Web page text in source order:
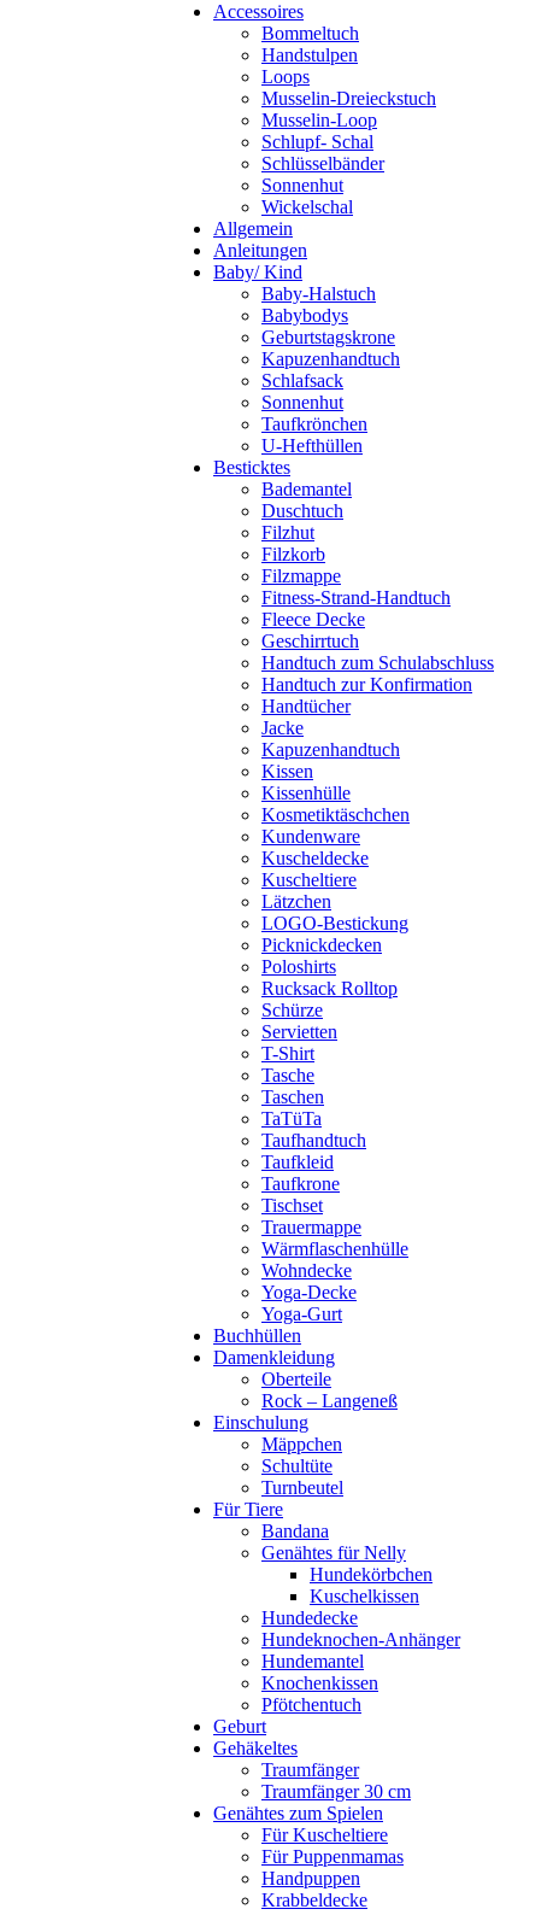
Accessoires
Bommeltuch
Handstulpen
Loops
Musselin-Dreieckstuch
Musselin-Loop
Schlupf- Schal
Schlüsselbänder
Sonnenhut
Wickelschal
Allgemein
Anleitungen
Baby/ Kind
Baby-Halstuch
Babybodys
Geburtstagskrone
Kapuzenhandtuch
Schlafsack
Sonnenhut
Taufkrönchen
U-Hefthüllen
Besticktes
Bademantel
Duschtuch
Filzhut
Filzkorb
Filzmappe
Fitness-Strand-Handtuch
Fleece Decke
Geschirrtuch
Handtuch zum Schulabschluss
Handtuch zur Konfirmation
Handtücher
Jacke
Kapuzenhandtuch
Kissen
Kissenhülle
Kosmetiktäschchen
Kundenware
Kuscheldecke
Kuscheltiere
Lätzchen
LOGO-Bestickung
Picknickdecken
Poloshirts
Rucksack Rolltop
Schürze
Servietten
T-Shirt
Tasche
Taschen
TaTüTa
Taufhandtuch
Taufkleid
Taufkrone
Tischset
Trauermappe
Wärmflaschenhülle
Wohndecke
Yoga-Decke
Yoga-Gurt
Buchhüllen
Damenkleidung
Oberteile
Rock – Langeneß
Einschulung
Mäppchen
Schultüte
Turnbeutel
Für Tiere
Bandana
Genähtes für Nelly
Hundekörbchen
Kuschelkissen
Hundedecke
Hundeknochen-Anhänger
Hundemantel
Knochenkissen
Pfötchentuch
Geburt
Gehäkeltes
Traumfänger
Traumfänger 30 cm
Genähtes zum Spielen
Für Kuscheltiere
Für Puppenmamas
Handpuppen
Krabbeldecke